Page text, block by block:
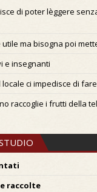
di poter lèggere
ma bisogna poi
e insegnanti
ci impedisce di
raccoglie i frutti della
raccolte